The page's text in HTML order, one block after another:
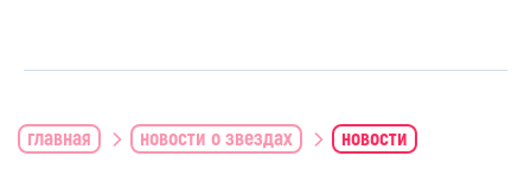
главная новости о звездах новости